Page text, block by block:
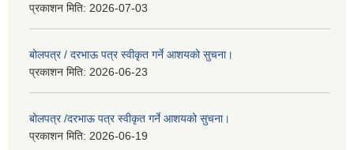
प्रकाशन मिति: 2026-07-03
बोलपत्र / दरभाऊ पत्र स्वीकृत गर्ने आशयको सुचना।
प्रकाशन मिति: 2026-06-23
बोलपत्र /दरभाऊ पत्र स्वीकृत गर्ने आशयको सुचना।
प्रकाशन मिति: 2026-06-19